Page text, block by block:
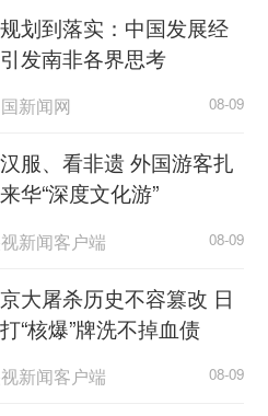
划到落实：中国发展经
发南非各界思考
新闻网 08-09
服、看非遗 外国游客扎
华“深度文化游”
新闻客户端 08-09
大屠杀历史不容篡改 日
“核爆”牌洗不掉血债
新闻客户端 08-09